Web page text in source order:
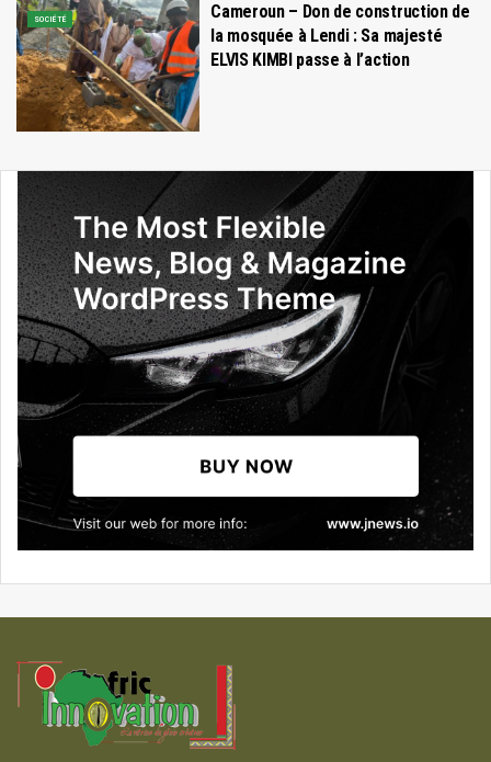
SOCIÉTÉ
Cameroun – Don de construction de
la mosquée à Lendi : Sa majesté
ELVIS KIMBI passe à l’action